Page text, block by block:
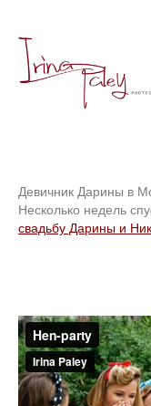
Девичник Дарины в
Несколько недель
свадьбу Дарины и